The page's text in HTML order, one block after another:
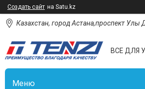
Создать сайт на Satu.kz
Казахстан, город Астана,проспект Улы
ВСЕ ДЛЯ